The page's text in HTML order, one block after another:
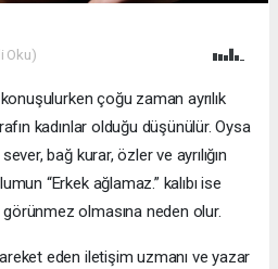
Oku)
çoğu zaman ayrılık
kadınlar olduğu düşünülür. Oysa
bağ kurar, özler ve ayrılığın
“Erkek ağlamaz.” kalıbı ise
olmasına neden olur.
eden iletişim uzmanı ve yazar